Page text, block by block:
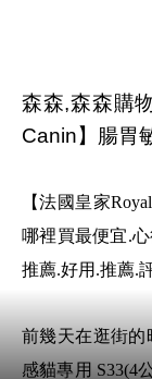
森森,森森購
Canin】腸胃
【法國皇家
哪裡買最便宜.
推薦.好用.推薦.
前幾天在逛街的
感貓專用 S33(4